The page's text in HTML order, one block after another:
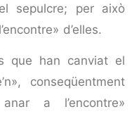
sepulcre; per això
d’elles.
que han canviat el
conseqüentment
a l’encontre»